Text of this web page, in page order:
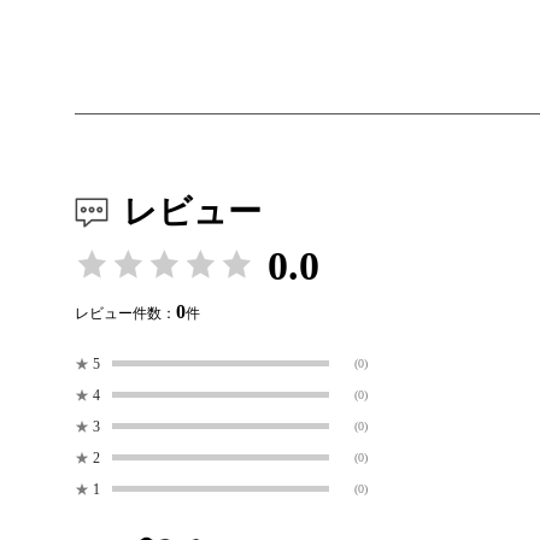
レビュー
0.0
レビュー件数： 0件
★ 5 (0)
★ 4 (0)
★ 3 (0)
★ 2 (0)
★ 1 (0)